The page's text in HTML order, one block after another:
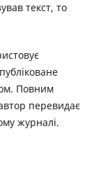
текст, то
Повним
перевидає
журналі.